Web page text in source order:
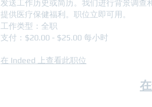
发送工作历史或简历。我们进行背景调查
提供医疗保健福利。职位立即可用。
工作类型：全职
支付：$20.00 - $25.00 每小时
在 Indeed 上查看此职位